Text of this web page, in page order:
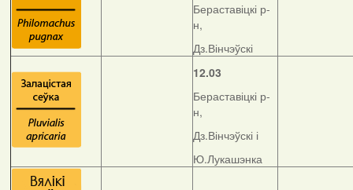
Бераставіцкі р-
н,
Дз.Вінчэўскі
12.03
Бераставіцкі р-
н,
Дз.Вінчэўскі і
Ю.Лукашэнка